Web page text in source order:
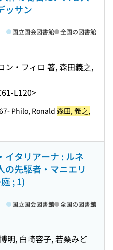
ッサン
ン・フィロ 著, 森田義之,
L120>
国立国会図書館 全国の図書館
Philo, Ronald 森田, 義之,
イタリアーナ : ルネ
の先駆者・マニエリ
; 1)
明, 白崎容子, 若桑みど
国立国会図書館 全国の図書館